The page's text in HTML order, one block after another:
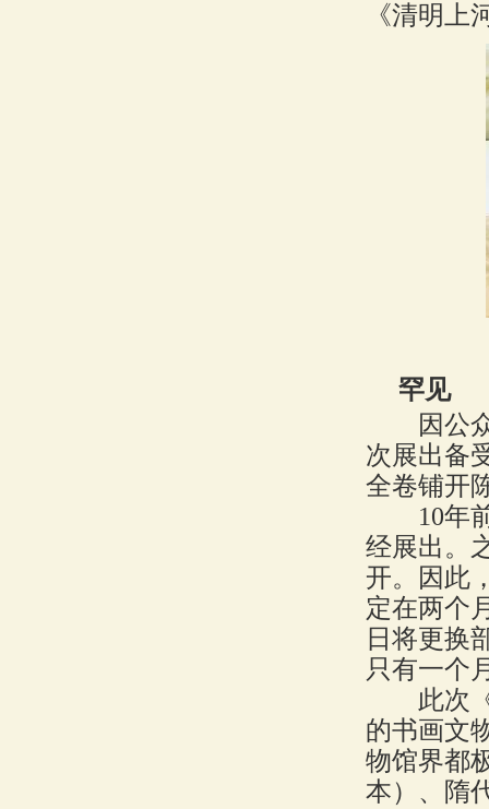
《清明上
罕见
因公众
次展出备
全卷铺开
10年前
经展出。
开。因此
定在两个
日将更换
只有一个
此次《
的书画文
物馆界都
本）、隋